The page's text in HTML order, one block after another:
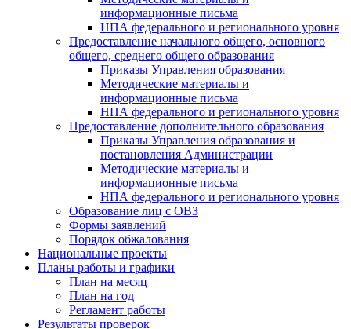
информационные письма
НПА федерального и регионального уровня
Предоставление начального общего, основного
общего, среднего общего образования
Приказы Управления образования
Методические материалы и
информационные письма
НПА федерального и регионального уровня
Предоставление дополнительного образования
Приказы Управления образования и
постановления Администрации
Методические материалы и
информационные письма
НПА федерального и регионального уровня
Образование лиц с ОВЗ
Формы заявлений
Порядок обжалования
Национальные проекты
Планы работы и графики
План на месяц
План на год
Регламент работы
Результаты проверок